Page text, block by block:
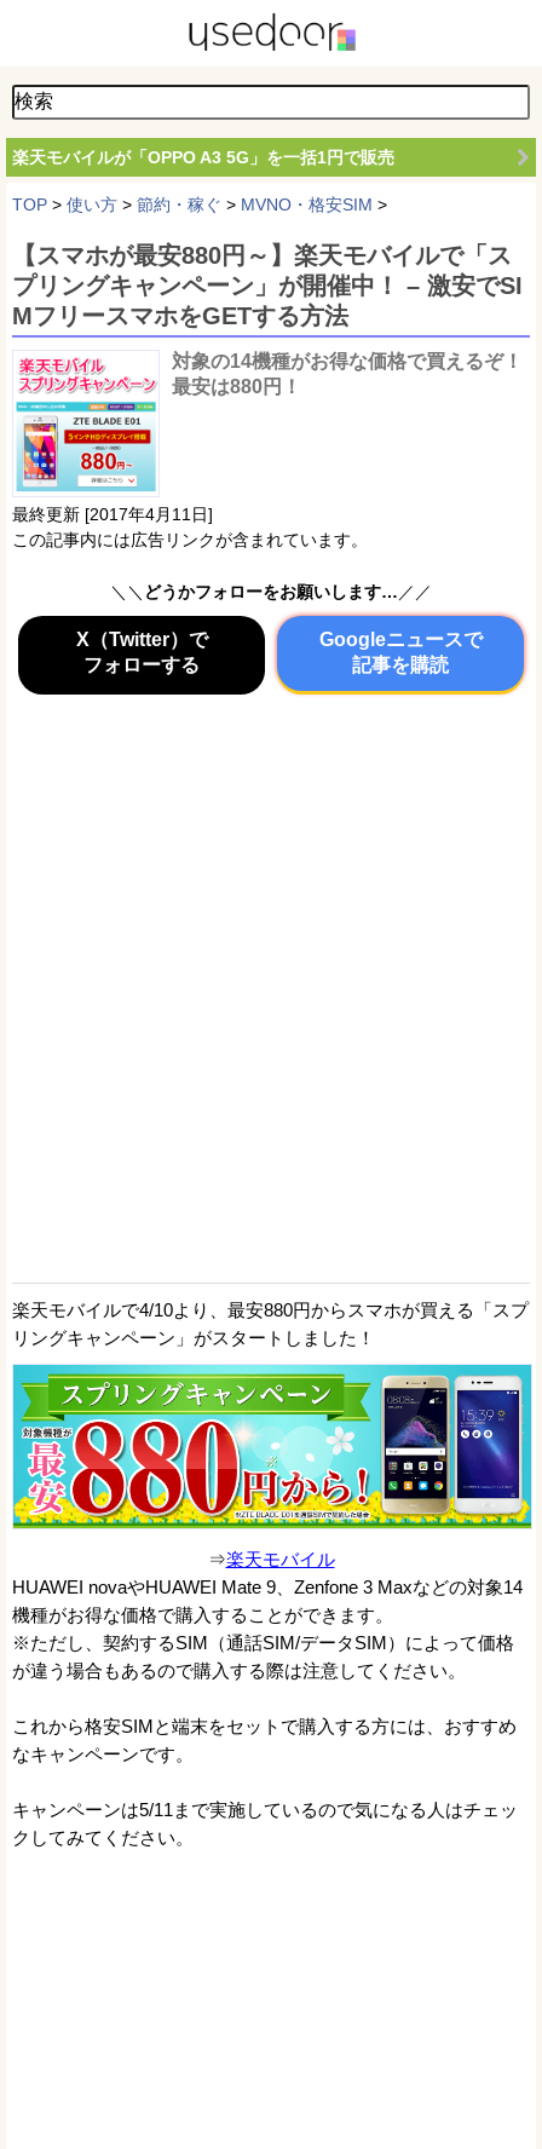
楽天モバイルが「OPPO A3 5G」を一括1円で販売
TOP > 使い方 > 節約・稼ぐ > MVNO・格安SIM >
【スマホが最安880円～】楽天モバイルで「ス
プリングキャンペーン」が開催中！ – 激安でSI
MフリースマホをGETする方法
対象の14機種がお得な価格で買えるぞ！
最安は880円！
最終更新 [2017年4月11日]
この記事内には広告リンクが含まれています。
＼＼ どうかフォローをお願いします… ／／
X（Twitter）で
フォローする
Googleニュースで
記事を購読
楽天モバイルで4/10より、最安880円からスマホが買える「スプ
リングキャンペーン」がスタートしました！
⇒楽天モバイル
HUAWEI novaやHUAWEI Mate 9、Zenfone 3 Maxなどの対象14
機種がお得な価格で購入することができます。
※ただし、契約するSIM（通話SIM/データSIM）によって価格
が違う場合もあるので購入する際は注意してください。
これから格安SIMと端末をセットで購入する方には、おすすめ
なキャンペーンです。
キャンペーンは5/11まで実施しているので気になる人はチェッ
クしてみてください。